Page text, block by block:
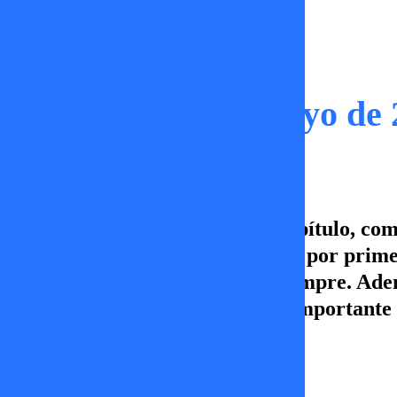
Tal Cual | 14 de Mayo de
¡Jordi se va a Chiloé! En este capítulo,
Paty sorprendió al confesar que, por
ganas de repetir lo mismo de siempre.
y reflexionaron en torno a este